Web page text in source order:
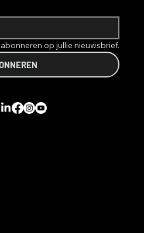
op jullie nieuwsbrief.